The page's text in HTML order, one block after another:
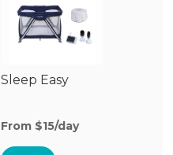
Sleep Easy
From $15/day